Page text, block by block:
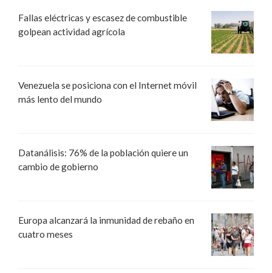
Fallas eléctricas y escasez de combustible
golpean actividad agrícola
Venezuela se posiciona con el Internet móvil
más lento del mundo
Datanálisis: 76% de la población quiere un
cambio de gobierno
Europa alcanzará la inmunidad de rebaño en
cuatro meses